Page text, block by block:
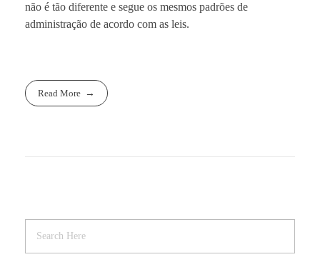
não é tão diferente e segue os mesmos padrões de
administração de acordo com as leis.
Read More